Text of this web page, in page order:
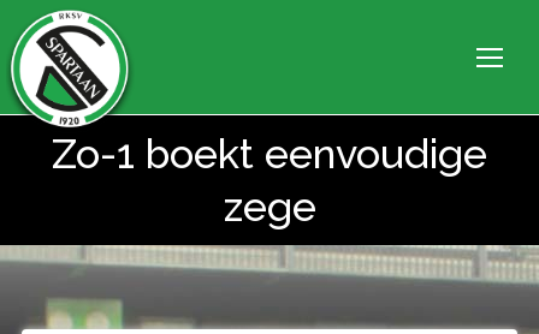
Zo-1 boekt eenvoudige
zege